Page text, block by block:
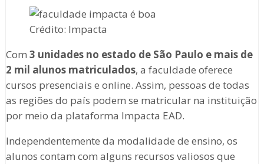
Crédito: Impacta
Com 3 unidades no estado de São Paulo e mais de
2 mil alunos matriculados, a faculdade oferece
cursos presenciais e online. Assim, pessoas de todas
as regiões do país podem se matricular na instituição
por meio da plataforma Impacta EAD.
Independentemente da modalidade de ensino, os
alunos contam com alguns recursos valiosos que